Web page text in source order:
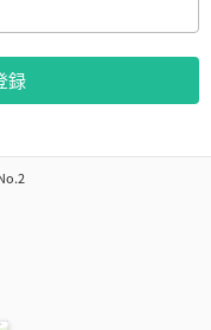
録